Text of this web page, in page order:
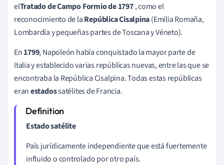
elTratado de Campo Formiode 1797, como el
reconocimiento de laRepública Cisalpina(Emilia Romaña,
Lombardía y pequeñas partes de Toscana y Véneto).
En1799, Napoleón había conquistado la mayor parte de
Italia y establecido varias repúblicas nuevas, entre las que se
encontraba la República Cisalpina. Todas estas repúblicas
eranestadossatélites de Francia.
Estado satélite
País jurídicamente independiente que está fuertemente
influido o controlado por otro país.